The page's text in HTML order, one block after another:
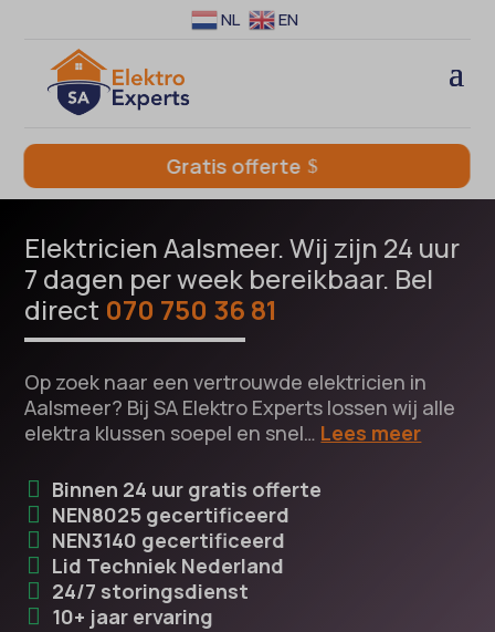
NL EN
Gratis offerte
Elektricien Aalsmeer. Wij zijn 24 uur
7 dagen per week bereikbaar. Bel
direct 070 750 36 81
Op zoek naar een vertrouwde elektricien in
Aalsmeer? Bij SA Elektro Experts lossen wij alle
elektra klussen soepel en snel… Lees meer
Binnen 24 uur gratis offerte
NEN8025 gecertificeerd
NEN3140 gecertificeerd
Lid Techniek Nederland
24/7 storingsdienst
10+ jaar ervaring